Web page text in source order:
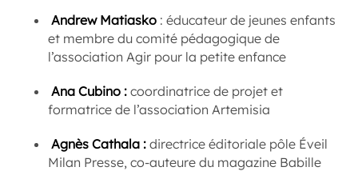
Andrew Matiasko : éducateur de jeunes enfants
et membre du comité pédagogique de
l’association Agir pour la petite enfance
Ana Cubino : coordinatrice de projet et
formatrice de l’association Artemisia
Agnès Cathala : directrice éditoriale pôle Éveil
Milan Presse, co-auteure du magazine Babille